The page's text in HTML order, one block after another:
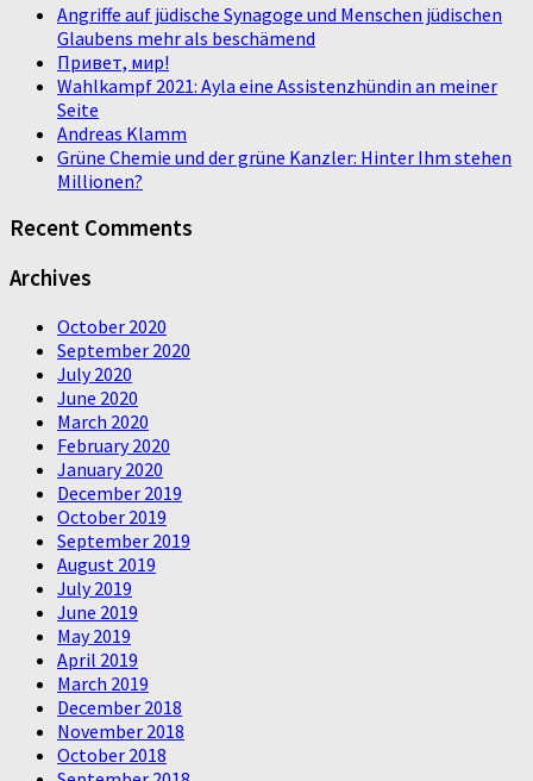
Angriffe auf jüdische Synagoge und Menschen jüdischen
Glaubens mehr als beschämend
Привет, мир!
Wahlkampf 2021: Ayla eine Assistenzhündin an meiner
Seite
Andreas Klamm
Grüne Chemie und der grüne Kanzler: Hinter Ihm stehen
Millionen?
Recent Comments
Archives
October 2020
September 2020
July 2020
June 2020
March 2020
February 2020
January 2020
December 2019
October 2019
September 2019
August 2019
July 2019
June 2019
May 2019
April 2019
March 2019
December 2018
November 2018
October 2018